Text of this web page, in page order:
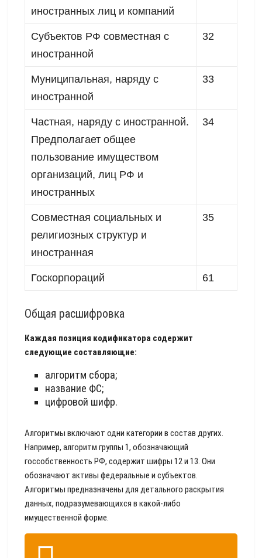
иностранных лиц и компаний
Субъектов РФ совместная с
иностранной
32
Муниципальная, наряду с
иностранной
33
Частная, наряду с иностранной.
Предполагает общее
пользование имуществом
организаций, лиц РФ и
иностранных
34
Совместная социальных и
религиозных структур и
иностранная
35
Госкорпораций 61
Общая расшифровка
Каждая позиция кодификатора содержит
следующие составляющие:
алгоритм сбора;
название ФС;
цифровой шифр.
Алгоритмы включают одни категории в состав других.
Например, алгоритм группы 1, обозначающий
госсобственность РФ, содержит шифры 12 и 13. Они
обозначают активы федеральные и субъектов.
Алгоритмы предназначены для детального раскрытия
данных, подразумевающихся в какой-либо
имущественной форме.